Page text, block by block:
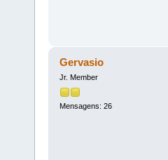
Gervasio
Jr. Member
Mensagens: 26